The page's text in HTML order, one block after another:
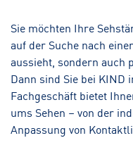
Sie möchten Ihre
auf der Suche nach
aussieht, sondern auch
Dann sind Sie bei
Fachgeschäft bietet
ums Sehen – von der
Anpassung von